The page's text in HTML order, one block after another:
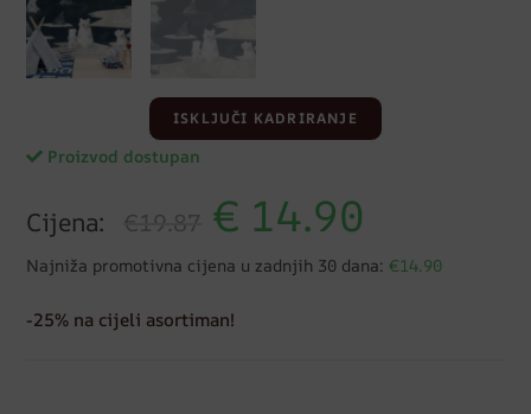
ISKLJUČI KADRIRANJE
Proizvod dostupan
Cijena: €19.87 € 14.90
Najniža promotivna cijena u zadnjih 30 dana: €14.90
-25% na cijeli asortiman!